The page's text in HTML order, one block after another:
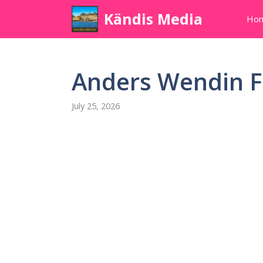
content
Kändis Media
Anders Wendin
July 25, 2026